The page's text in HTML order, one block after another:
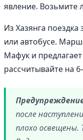
явление. Возьмите
Из Хазянга
или автобусе.
Мафук и
рассчитывайте на
после
плохо освещены.